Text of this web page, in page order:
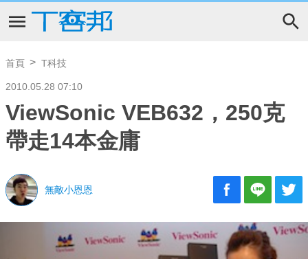
首頁 T科技
2010.05.28 07:10
ViewSonic VEB632，250克
帶走14本金庸
無敵小恩恩